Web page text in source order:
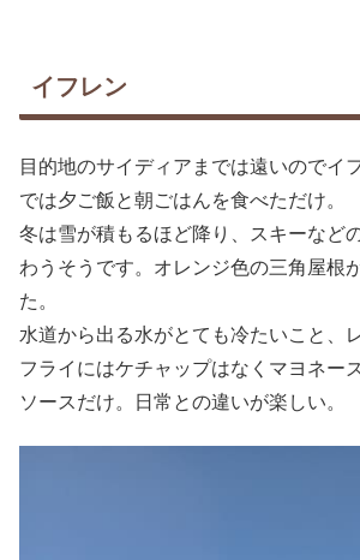
イフレン
目的地のサイディアまでは遠いのでイ
では夕ご飯と朝ごはんを食べただけ。
冬は雪が積もるほど降り、スキーなど
わうそうです。オレンジ色の三角屋根
た。
水道から出る水がとても冷たいこと、
フライにはケチャップはなくマヨネー
ソースだけ。日常との違いが楽しい。